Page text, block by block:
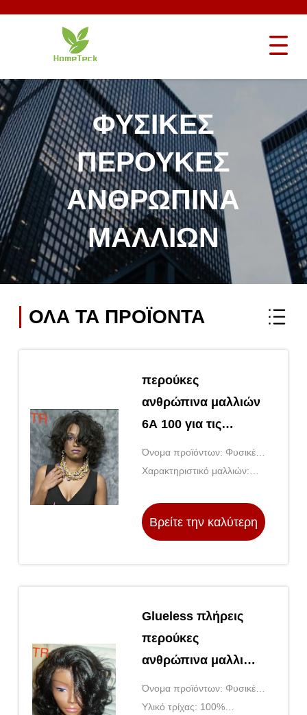
ΦΥΣΙΚΈΣ
ΠΕΡΟΎΚΕΣ
ΑΝΘΡΏΠΙΝΑ
ΜΑΛΛΙΏΝ
ΌΛΑ ΤΑ ΠΡΟΪΌΝΤΑ
περούκες
ανθρώπινα μαλλιών
6A 100 για τις
μαύρες γυναίκες,
μπροστινές
ανθρώπινα μαλλιών
δαντελλών
Όνομα προϊόντων: Φυσικές
περούκες ανθρώπινα
Χαρακτηριστικό μαλλιών:
δαντελλών
Βρείτε την καλύτερη
Glueless πλήρεις
περούκες
ανθρώπινα μαλλιών
μεταξιού ξανθές
φυσικές/βραζιλιάνες
Όνομα προϊόντων: Φυσικές
περούκες ανθρώπινα
Υλικό τρίχας: 100%